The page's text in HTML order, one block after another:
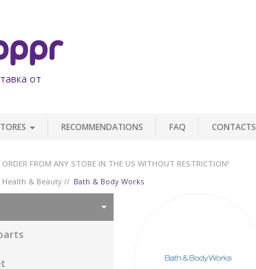
от
RECOMMENDATIONS FAQ CONTACTS
ORDER FROM ANY STORE IN THE US WITHOUT RESTRICTION!
Health & Beauty Bath & Body Works